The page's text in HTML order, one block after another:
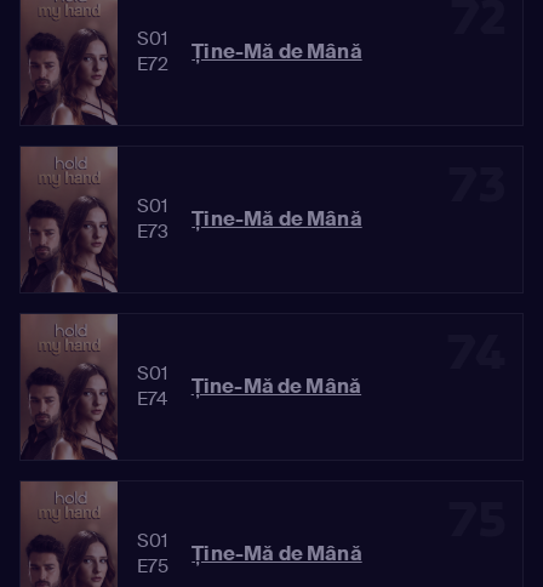
S01
E72
Ține-Mă de Mână
S01
E73
Ține-Mă de Mână
S01
E74
Ține-Mă de Mână
S01
E75
Ține-Mă de Mână